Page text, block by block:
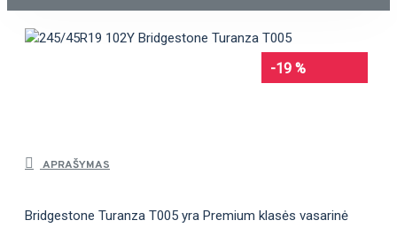
-19 %
APRAŠYMAS
Bridgestone Turanza T005 yra Premium klasės vasarinė